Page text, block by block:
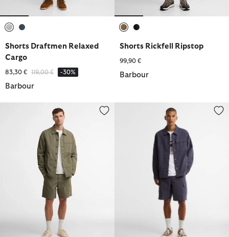
Shorts Draftmen Relaxed
Cargo
83,30 € Reduziert von
119,00 €bis-30%
Barbour
Shorts Rickfell Ripstop
99,90 €
Barbour
Shorts Sherburn Shorts Wetheral Cargo